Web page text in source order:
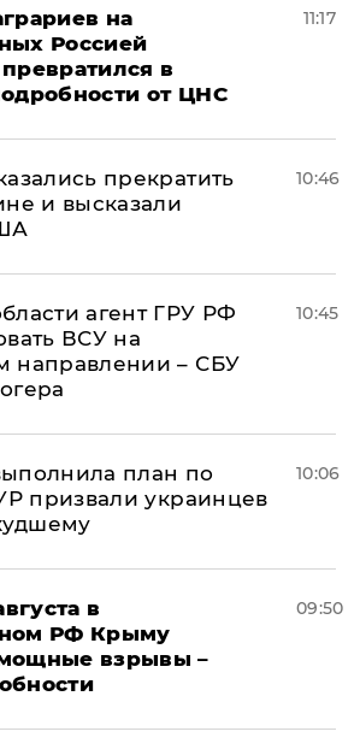
на
Россией
в
от ЦНС
11:17
прекратить
и высказали
10:46
агент ГРУ РФ
ВСУ на
направлении – СБУ
10:45
план по
призвали украинцев
10:06
в
РФ Крыму
взрывы –
09:50